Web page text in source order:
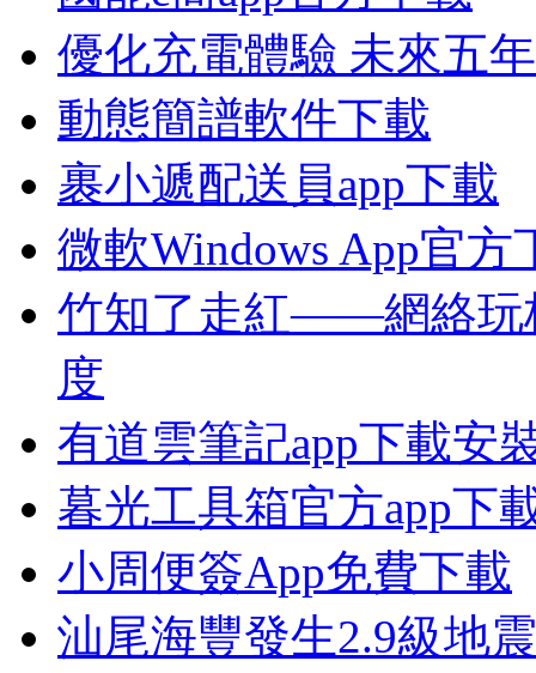
優化充電體驗 未來五
動態簡譜軟件下載
裹小遞配送員app下載
微軟Windows App官方
竹知了走紅——網絡玩
度
有道雲筆記app下載安
暮光工具箱官方app下
小周便簽App免費下載
汕尾海豐發生2.9級地